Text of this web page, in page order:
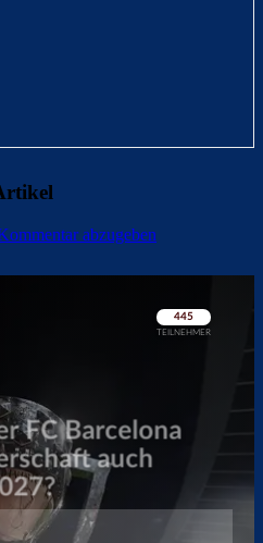
abzugeben
Überspringen